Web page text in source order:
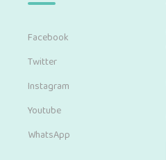
Facebook
Twitter
Instagram
Youtube
WhatsApp